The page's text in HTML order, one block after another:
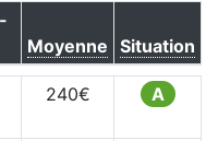
Moyenne Situation
240€ A